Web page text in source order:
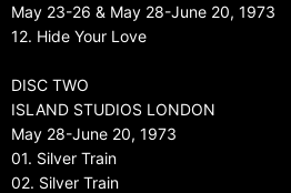
May 23-26 & May 28-June 20, 1973
12. Hide Your Love
DISC TWO
ISLAND STUDIOS LONDON
May 28-June 20, 1973
01. Silver Train
02. Silver Train